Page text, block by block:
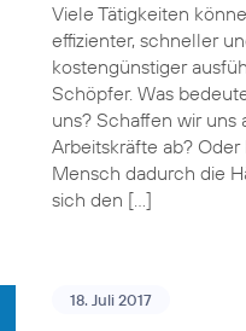
Viele Tätigkeiten
effizienter, schneller
kostengünstiger
Schöpfer. Was
uns? Schaffen wir uns
Arbeitskräfte ab? Oder
Mensch dadurch die
sich den […]
18. Juli 2017